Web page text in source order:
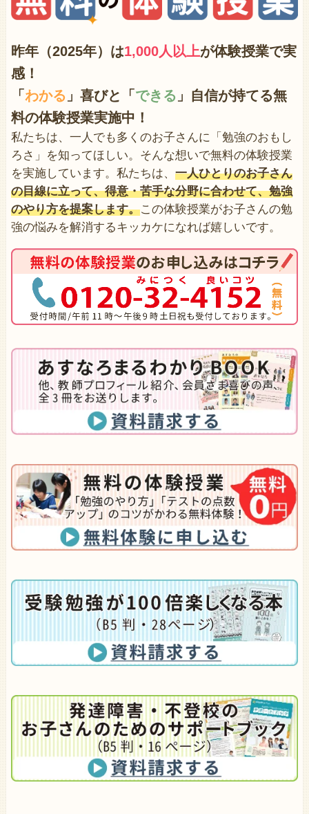
昨年（2025年）は1,000人以上が体験授業で実
感！
「 わかる 」喜びと「 できる 」自信が持てる無
料の体験授業実施中！
私たちは、一人でも多くのお子さんに「勉強のおもし
ろさ」を知ってほしい。そんな想いで無料の体験授業
を実施しています。私たちは、 一人ひとりのお子さん
の目線に立って、得意・苦手な分野に合わせて、勉強
のやり方を提案します。この体験授業がお子さんの勉
強の悩みを解消するキッカケになれば嬉しいです。